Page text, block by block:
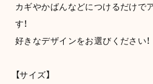
カギやかばんなどにつけるだけで
す！
好きなデザインをお選びください！
【サイズ】